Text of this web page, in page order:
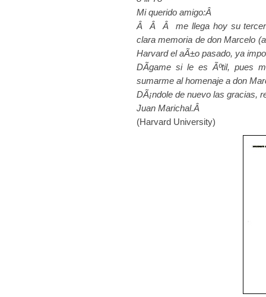
Mi querido amigo:Â
Â Â Â me llega hoy su tercera
clara memoria de don Marcelo
Harvard el aÃ±o pasado, ya
DÃ­game si le es Ãºtil, pues
sumarme al homenaje a don
DÃ¡ndole de nuevo las gracias,
Juan Marichal.Â
(Harvard University)